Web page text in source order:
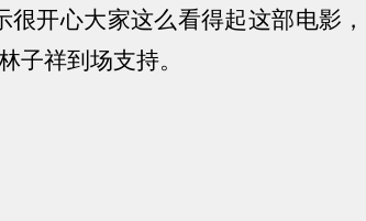
开心大家这么看得起这部电影，
子祥到场支持。